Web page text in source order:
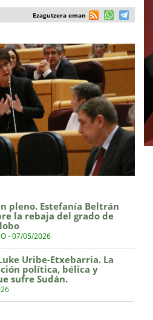
Ezagutzera eman
pleno. Estefanía Beltrán
la rebaja del grado de
- 07/05/2026
Uribe-Etxebarria. La
política, bélica y
sufre Sudán.